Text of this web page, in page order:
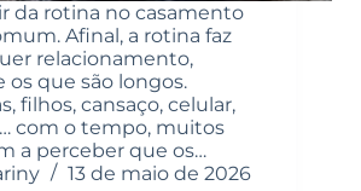
da rotina no casamento
Afinal, a rotina faz
relacionamento,
que são longos.
filhos, cansaço, celular,
com o tempo, muitos
a perceber que os…
13 de maio de 2026